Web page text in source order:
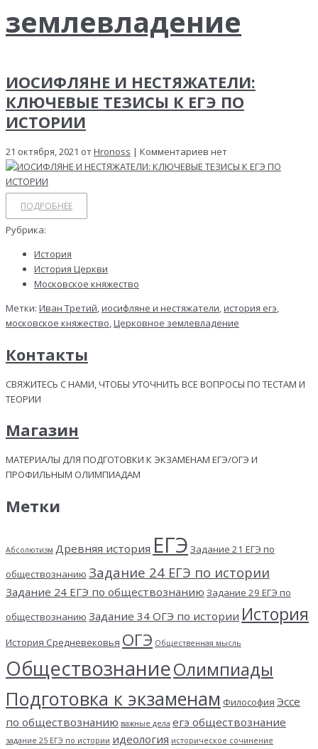
землевладение
ИОСИФЛЯНЕ И НЕСТЯЖАТЕЛИ:
КЛЮЧЕВЫЕ ТЕЗИСЫ К ЕГЭ ПО
ИСТОРИИ
21 октября, 2021 отHronoss | Комментариев нет
ПОДРОБНЕЕ
Рубрика:
История
История Церкви
Московское княжество
Метки: Иван Третий,иосифляне и нестяжатели,история егэ,
московское княжество,Церковное землевладение
Контакты
СВЯЖИТЕСЬ С НАМИ, ЧТОБЫ УТОЧНИТЬ ВСЕ ВОПРОСЫ ПО ТЕСТАМ И
ТЕОРИИ
Магазин
МАТЕРИАЛЫ ДЛЯ ПОДГОТОВКИ К ЭКЗАМЕНАМ ЕГЭ/ОГЭ И
ПРОФИЛЬНЫМ ОЛИМПИАДАМ
Метки
Абсолютизм Древняя история ЕГЭ Задание 21 ЕГЭ по
обществознанию Задание 24 ЕГЭ по истории
Задание 24 ЕГЭ по обществознанию Задание 29 ЕГЭ по
обществознанию Задание 34 ОГЭ по истории История
История Средневековья ОГЭ Общественная мысль
ОбществознаниеОлимпиады
Подготовка к экзаменам Философия Эссе
по обществознанию важные дела егэ обществознание
задание 25 ЕГЭ по истории идеология историческое сочинение